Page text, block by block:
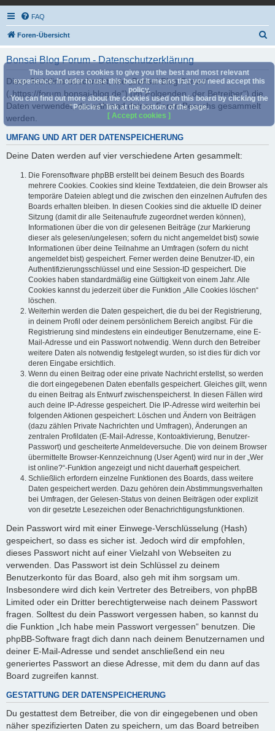
FAQ
Foren-Übersicht
c
Bonsai Blog Forum - Datenschutzerklärung
Diese Richtlinie beschreibt, wie „Bonsai Blog Forum“
(„https://forum.bonsai-blog.de“) (im Folgenden „der Betreiber“) die
Daten verwendet, die während deines Foren-Besuchs gesammelt
werden.
UMFANG UND ART DER DATENSPEICHERUNG
Deine Daten werden auf vier verschiedene Arten gesammelt:
Die Forensoftware phpBB erstellt bei deinem Besuch des Boards
mehrere Cookies. Cookies sind kleine Textdateien, die dein Browser als
temporäre Dateien ablegt und die zwischen den einzelnen Aufrufen des
Boards erhalten bleiben. In diesen Cookies sind die aktuelle ID deiner
Sitzung (damit dir alle Seitenaufrufe zugeordnet werden können),
Informationen über die von dir gelesenen Beiträge (zur Markierung
dieser als gelesen/ungelesen; sofern du nicht angemeldet bist) sowie
Informationen über deine Teilnahme an Umfragen (sofern du nicht
angemeldet bist) gespeichert. Ferner werden deine Benutzer-ID, ein
Authentifizierungsschlüssel und eine Session-ID gespeichert. Die
Cookies haben standardmäßig eine Gültigkeit von einem Jahr. Alle
Cookies kannst du jederzeit über die Funktion „Alle Cookies löschen“
löschen.
Weiterhin werden die Daten gespeichert, die du bei der Registrierung,
in deinem Profil oder deinem persönlichem Bereich angibst. Für die
Registrierung sind mindestens ein eindeutiger Benutzername, eine E-
Mail-Adresse und ein Passwort notwendig. Wenn durch den Betreiber
weitere Daten als notwendig festgelegt wurden, so ist dies für dich vor
deren Eingabe ersichtlich.
Wenn du einen Beitrag oder eine private Nachricht erstellst, so werden
die dort eingegebenen Daten ebenfalls gespeichert. Gleiches gilt, wenn
du einen Beitrag als Entwurf zwischenspeicherst. In diesen Fällen wird
auch deine IP-Adresse gespeichert. Die IP-Adresse wird weiterhin bei
folgenden Aktionen gespeichert: Löschen und Ändern von Beiträgen
(dazu zählen Private Nachrichten und Umfragen), Änderungen an
zentralen Profildaten (E-Mail-Adresse, Kontoaktivierung, Benutzer-
Passwort) und gescheiterte Anmeldeversuche. Die von deinem Browser
übermittelte Browser-Kennzeichnung (User Agent) wird nur in der „Wer
ist online?“-Funktion angezeigt und nicht dauerhaft gespeichert.
Schließlich erfordern einzelne Funktionen des Boards, dass weitere
Daten gespeichert werden. Dazu gehören dein Abstimmungsverhalten
bei Umfragen, der Gelesen-Status von deinen Beiträgen oder explizit
von dir gesetzte Lesezeichen oder Benachrichtigungsfunktionen.
Dein Passwort wird mit einer Einwege-Verschlüsselung (Hash)
gespeichert, so dass es sicher ist. Jedoch wird dir empfohlen,
dieses Passwort nicht auf einer Vielzahl von Webseiten zu
verwenden. Das Passwort ist dein Schlüssel zu deinem
Benutzerkonto für das Board, also geh mit ihm sorgsam um.
Insbesondere wird dich kein Vertreter des Betreibers, von phpBB
Limited oder ein Dritter berechtigterweise nach deinem Passwort
fragen. Solltest du dein Passwort vergessen haben, so kannst du
die Funktion „Ich habe mein Passwort vergessen“ benutzen. Die
phpBB-Software fragt dich dann nach deinem Benutzernamen und
deiner E-Mail-Adresse und sendet anschließend ein neu
generiertes Passwort an diese Adresse, mit dem du dann auf das
Board zugreifen kannst.
GESTATTUNG DER DATENSPEICHERUNG
Du gestattest dem Betreiber, die von dir eingegebenen und oben
näher spezifizierten Daten zu speichern, um das Board betreiben
This board uses cookies to give you the best and most relevant
experience. In order to use this board it means that you need accept this
policy.
You can find out more about the cookies used on this board by clicking the
"Policies" link at the bottom of the page.
[ Accept cookies ]